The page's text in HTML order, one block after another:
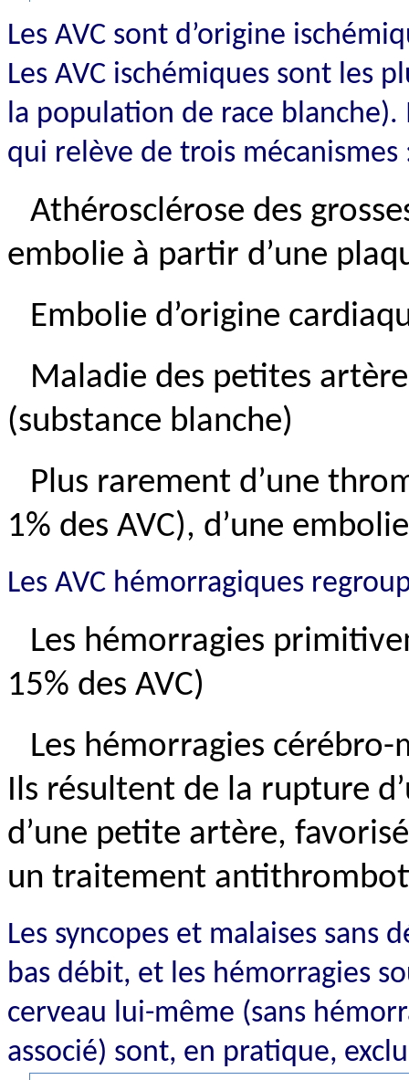
Les AVC sont d’origine
Les AVC ischémiques sont les
la population de race
qui relève de trois mécanismes
Athérosclérose des
embolie à partir d’une
Embolie d’origine
Maladie des petites
(substance blanche)
Plus rarement d’une
1% des AVC), d’une
Les AVC hémorragiques
Les hémorragies
15% des AVC)
Les hémorragies cérébro-
Ils résultent de la rupture
d’une petite artère,
un traitement
Les syncopes et malaises sans
bas débit, et les hémorragies
cerveau lui-même (sans
associé) sont, en pratique,